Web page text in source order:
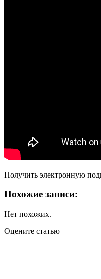
Получить электронную
Похожие записи:
Нет похожих.
Оцените статью